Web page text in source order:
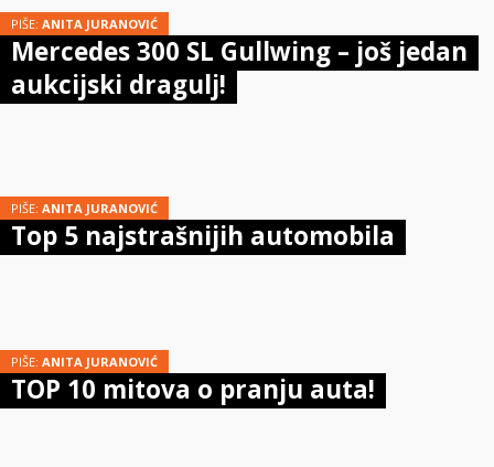
PIŠE: ANITA JURANOVIĆ
Mercedes 300 SL Gullwing – još jedan
aukcijski dragulj!
PIŠE: ANITA JURANOVIĆ
Top 5 najstrašnijih automobila
PIŠE: ANITA JURANOVIĆ
TOP 10 mitova o pranju auta!